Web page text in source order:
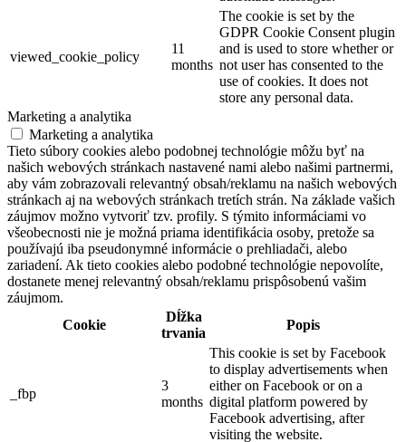
viewed_cookie_policy
11
months
The cookie is set by the
GDPR Cookie Consent plugin
and is used to store whether or
not user has consented to the
use of cookies. It does not
store any personal data.
Marketing a analytika
Marketing a analytika
Tieto súbory cookies alebo podobnej technológie môžu byť na
našich webových stránkach nastavené nami alebo našimi partnermi,
aby vám zobrazovali relevantný obsah/reklamu na našich webových
stránkach aj na webových stránkach tretích strán. Na základe vašich
záujmov možno vytvoriť tzv. profily. S týmito informáciami vo
všeobecnosti nie je možná priama identifikácia osoby, pretože sa
používajú iba pseudonymné informácie o prehliadači, alebo
zariadení. Ak tieto cookies alebo podobné technológie nepovolíte,
dostanete menej relevantný obsah/reklamu prispôsobenú vašim
záujmom.
Cookie
Dĺžka
trvania
Popis
_fbp
3
months
This cookie is set by Facebook
to display advertisements when
either on Facebook or on a
digital platform powered by
Facebook advertising, after
visiting the website.